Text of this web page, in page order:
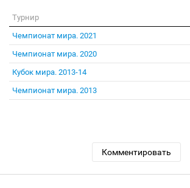
Турнир
Чемпионат мира. 2021
Чемпионат мира. 2020
Кубок мира. 2013-14
Чемпионат мира. 2013
Комментировать